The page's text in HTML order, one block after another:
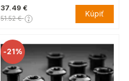
37.49 €
51.52 € Kúpiť
-21%